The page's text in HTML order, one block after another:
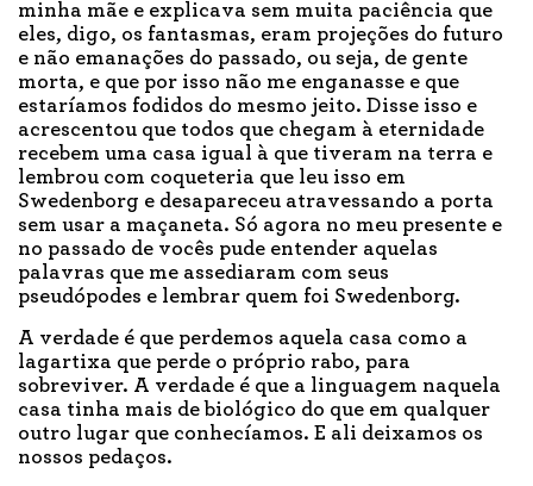
minha mãe e explicava sem muita paciência que
eles, digo, os fantasmas, eram projeções do futuro
e não emanações do passado, ou seja, de gente
morta, e que por isso não me enganasse e que
estaríamos fodidos do mesmo jeito. Disse isso e
acrescentou que todos que chegam à eternidade
recebem uma casa igual à que tiveram na terra e
lembrou com coqueteria que leu isso em
Swedenborg e desapareceu atravessando a porta
sem usar a maçaneta. Só agora no meu presente e
no passado de vocês pude entender aquelas
palavras que me assediaram com seus
pseudópodes e lembrar quem foi Swedenborg.
A verdade é que perdemos aquela casa como a
lagartixa que perde o próprio rabo, para
sobreviver. A verdade é que a linguagem naquela
casa tinha mais de biológico do que em qualquer
outro lugar que conhecíamos. E ali deixamos os
nossos pedaços.